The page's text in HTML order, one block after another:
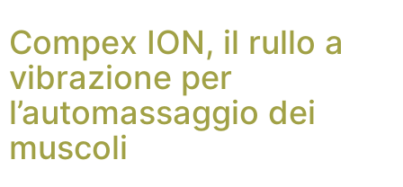
Compex ION, il rullo a
vibrazione per
l’automassaggio dei
muscoli